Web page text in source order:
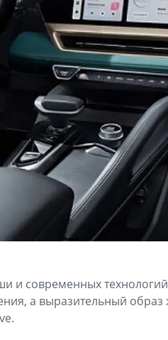
и современных
а выразительный